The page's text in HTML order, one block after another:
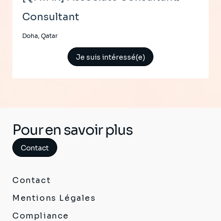
Consultant
Doha, Qatar
Je suis intéressé(e)
Pour en savoir plus
Contact
Contact
Mentions Légales
Compliance